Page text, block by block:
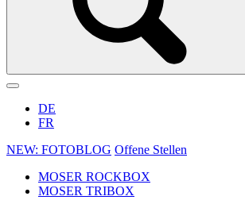
DE
FR
NEW: FOTOBLOG Offene Stellen
MOSER ROCKBOX
MOSER TRIBOX